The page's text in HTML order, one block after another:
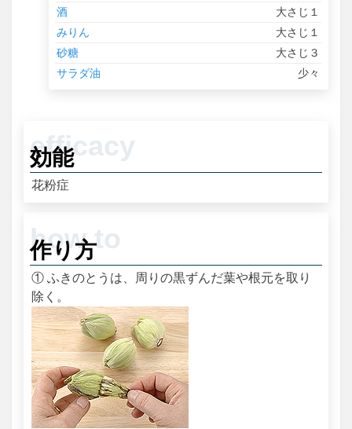
酒
大さじ１
みりん
大さじ１
砂糖
大さじ３
サラダ油
少々
効能
花粉症
作り方
① ふきのとうは、周りの黒ずんだ葉や根元を取り
除く。